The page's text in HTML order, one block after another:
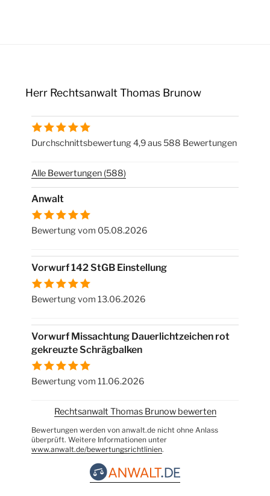
Herr Rechtsanwalt Thomas Brunow
Durchschnittsbewertung 4,9 aus 588 Bewertungen
Alle Bewertungen (588)
Anwalt
Bewertung vom 05.08.2026
Vorwurf 142 StGB Einstellung
Bewertung vom 13.06.2026
Vorwurf Missachtung Dauerlichtzeichen rot
gekreuzte Schrägbalken
Bewertung vom 11.06.2026
Rechtsanwalt Thomas Brunow bewerten
Bewertungen werden von anwalt.de nicht ohne Anlass
überprüft. Weitere Informationen unter
www.anwalt.de/bewertungsrichtlinien.